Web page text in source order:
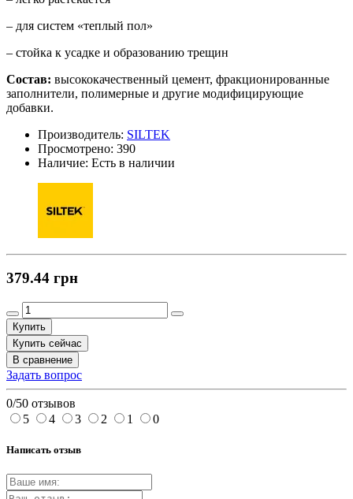
– для систем «теплый пол»
– стойка к усадке и образованию трещин
Состав: высококачественный цемент, фракционированные
заполнители, полимерные и другие модифицирующие
добавки.
Производитель: SILTEK
Просмотрено: 390
Наличие: Есть в наличии
379.44 грн
Купить
Купить сейчас
В сравнение
Задать вопрос
0/50 отзывов
5
4 3 2 1 0
Написать отзыв